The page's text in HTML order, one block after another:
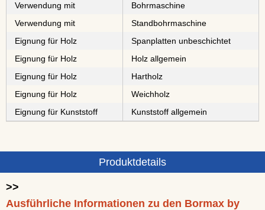
Verwendung mit
Bohrmaschine
Verwendung mit
Standbohrmaschine
Eignung für Holz
⁠⁠⁠⁠⁠⁠⁠⁠Spanplatten unbeschichtet
Eignung für Holz
Holz allgemein
Eignung für Holz
⁠⁠⁠Hartholz
Eignung für Holz
⁠Weichholz
Eignung für Kunststoff
Kunststoff allgemein
Produktdetails
>>
Ausführliche Informationen zu den Bormax by